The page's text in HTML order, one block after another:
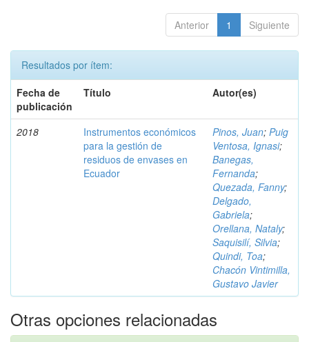
Anterior 1 Siguiente
Resultados por ítem:
Fecha de
publicación
Título Autor(es)
2018
Instrumentos económicos
para la gestión de
residuos de envases en
Ecuador
Pinos, Juan; Puig
Ventosa, Ignasi;
Banegas,
Fernanda;
Quezada, Fanny;
Delgado,
Gabriela;
Orellana, Nataly;
Saquisilí, Silvia;
Quindi, Toa;
Chacón Vintimilla,
Gustavo Javier
Otras opciones relacionadas